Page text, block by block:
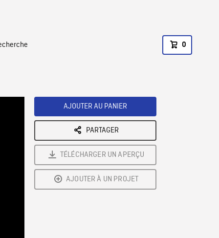
0
AJOUTER AU PANIER
PARTAGER
TÉLÉCHARGER UN APERÇU
AJOUTER À UN PROJET